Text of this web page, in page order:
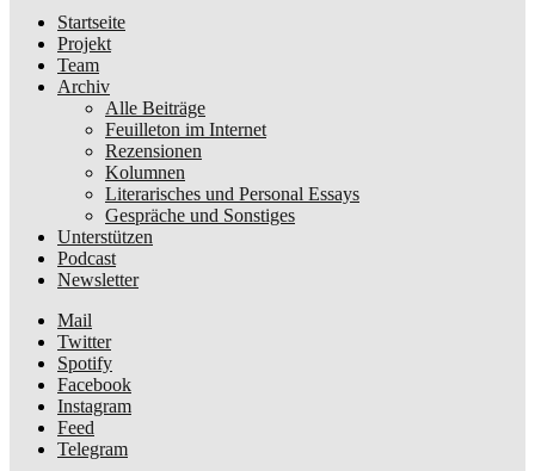
Startseite
Projekt
Team
Archiv
Alle Beiträge
Feuilleton im Internet
Rezensionen
Kolumnen
Literarisches und Personal Essays
Gespräche und Sonstiges
Unterstützen
Podcast
Newsletter
Mail
Twitter
Spotify
Facebook
Instagram
Feed
Telegram